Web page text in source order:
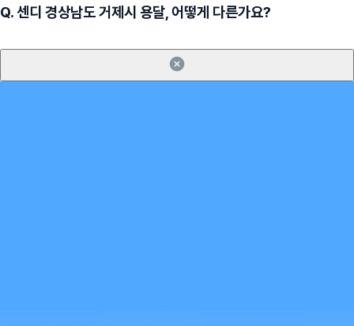
Q.센디 경상남도 거제시 용달, 어떻게 다른가요?